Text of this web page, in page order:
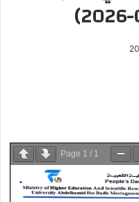
Page 1 / 1